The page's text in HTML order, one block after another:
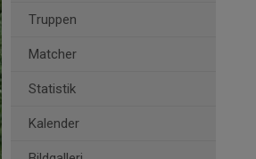
Truppen
Matcher
Statistik
Kalender